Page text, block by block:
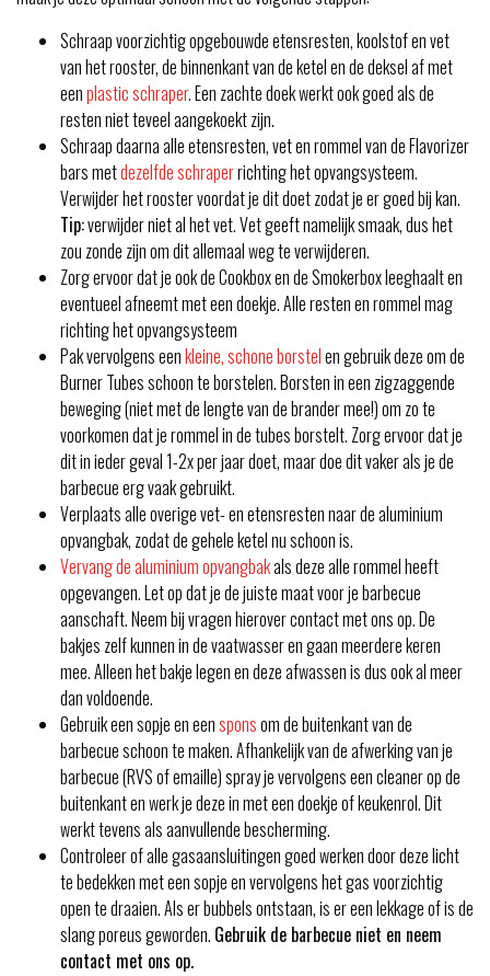
Schraap voorzichtig opgebouwde etensresten, koolstof en vet
van het rooster, de binnenkant van de ketel en de deksel af met
eenplastic schraper. Een zachte doek werkt ook goed als de
resten niet teveel aangekoekt zijn.
Schraap daarna alle etensresten, vet en rommel van de Flavorizer
bars metdezelfde schraperrichting het opvangsysteem.
Verwijder het rooster voordat je dit doet zodat je er goed bij kan.
Tip:verwijder niet al het vet. Vet geeft namelijk smaak, dus het
zou zonde zijn om dit allemaal weg te verwijderen.
Zorg ervoor dat je ook de Cookbox en de Smokerbox leeghaalt en
eventueel afneemt met een doekje. Alle resten en rommel mag
richting het opvangsysteem
Pak vervolgens eenkleine, schone borstelen gebruik deze om de
Burner Tubes schoon te borstelen. Borsten in een zigzaggende
beweging (niet met de lengte van de brander mee!) om zo te
voorkomen dat je rommel in de tubes borstelt. Zorg ervoor dat je
dit in ieder geval 1-2x per jaar doet, maar doe dit vaker als je de
barbecue erg vaak gebruikt.
Verplaats alle overige vet- en etensresten naar de aluminium
opvangbak, zodat de gehele ketel nu schoon is.
Vervang de aluminium opvangbakals deze alle rommel heeft
opgevangen. Let op dat je de juiste maat voor je barbecue
aanschaft. Neem bij vragen hierover contact met ons op. De
bakjes zelf kunnen in de vaatwasser en gaan meerdere keren
mee. Alleen het bakje legen en deze afwassen is dus ook al meer
dan voldoende.
Gebruik een sopje en eensponsom de buitenkant van de
barbecue schoon te maken. Afhankelijk van de afwerking van je
barbecue (RVS of emaille) spray je vervolgens een cleaner op de
buitenkant en werk je deze in met een doekje of keukenrol. Dit
werkt tevens als aanvullende bescherming.
Controleer of alle gasaansluitingen goed werken door deze licht
te bedekken met een sopje en vervolgens het gas voorzichtig
open te draaien. Als er bubbels ontstaan, is er een lekkage of is de
slang poreus geworden. Gebruik de barbecue niet en neem
contact met ons op.